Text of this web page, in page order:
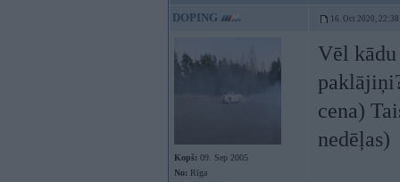
DOPING 16. Oct 2020, 22:38
Kopš: 09. Sep 2005
No: Rīga
Vēl
cena)
nedēļas)